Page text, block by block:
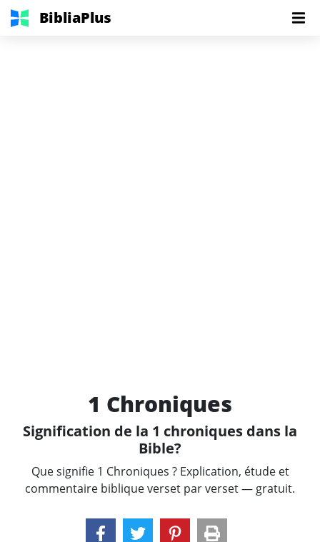
BibliaPlus
1 Chroniques
Signification de la 1 chroniques dans la
Bible?
Que signifie 1 Chroniques ? Explication, étude et
commentaire biblique verset par verset — gratuit.